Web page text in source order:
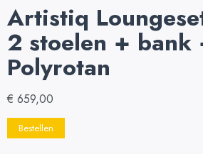
Artistiq
2 stoelen + bank
Polyrotan
€ 659,00
Bestellen